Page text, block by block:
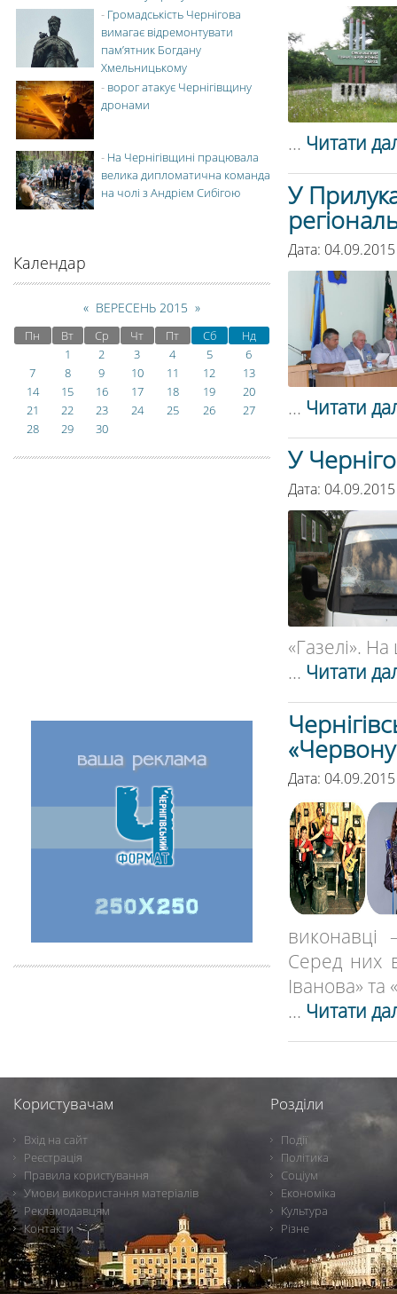
... Читати
У
Дата:
... Читати
У
Дата:
«Газелі».
... Читати
«Червону
Дата:
виконавці
Серед них
Іванова» та
... Читати
- Громадськість Чернігова
вимагає відремонтувати
пам’ятник Богдану
Хмельницькому
- ворог атакує Чернігівщину
дронами
- На Чернігівщині працювала
велика дипломатична команда
на чолі з Андрієм Сибігою
Календар
« ВЕРЕСЕНЬ 2015 »
Пн Вт Ср Чт Пт Сб
Нд
1
2 3 4 5
6
7
8 9 10 11 12
13
14
15 16 17 18 19
20
21
22 23 24 25 26
27
28
29 30
Користувачам
Вхід на сайт
Реєстрація
Правила користування
Умови використання матеріалів
Рекламодавцям
Контакти
Розділи
Події
Політика
Соціум
Економіка
Культура
Різне